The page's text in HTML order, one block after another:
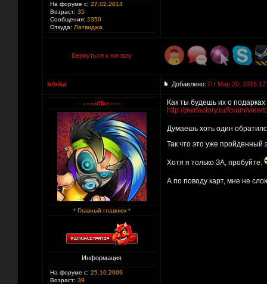
На форуме с: 27.02.2014
Возраст: 35
Сообщения: 2350
Откуда: Латвиджа
Вернуться к началу
bibika Добавлено: Пт Мар 20, 2015
* Главный главнюк *
Информация
На форуме с: 25.10.2009
Возраст: 39
Как ты будешь их о
http://pwrfactory.ru/forum/
Думаешь хоть один
Так что это уже пройденный
Хотя я только ЗА, пробуйте.
А по поводу карт, мне не